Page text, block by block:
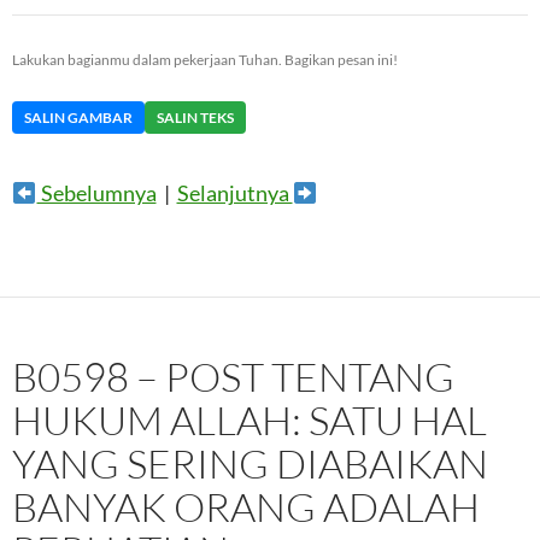
Lakukan bagianmu dalam pekerjaan Tuhan. Bagikan pesan ini!
SALIN GAMBAR SALIN TEKS
Sebelumnya | Selanjutnya
B0598 – POST TENTANG
HUKUM ALLAH: SATU HAL
YANG SERING DIABAIKAN
BANYAK ORANG ADALAH